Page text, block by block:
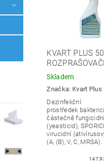
KVART PLUS
Skladem
Značka: Kvart Plus
Dezinfekční
prostředek
částečně fungicidní
(yeasticid),
virucidní
(A, (B), V, C, MRSA).